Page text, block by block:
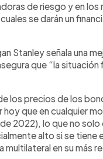
de riesgo y en
se darán un
Stanley señala una
que “la
los precios de los
hoy que en cualquier
2022), lo que no
alto si se tiene
multilateral en su más